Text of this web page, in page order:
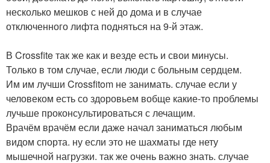
несколько мешков с ней до дома и в случае
отключенного лифта подняться на 9-й этаж.
В Crossfite так же как и везде есть и свои минусы.
Только в том случае, если люди с больным сердцем.
Им им лучши Crossfitom не занимать. случае если у
человеком есть со здоровьем вобще какие-то проблемы
лучьше проконсультироваться с лечащим.
Врачём врачём если даже начал заниматься любым
видом спорта. ну если это не шахматы где нету
мышечной нагрузки. так же очень важно знать. случае